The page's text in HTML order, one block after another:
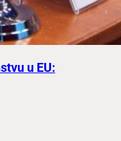
u EU: